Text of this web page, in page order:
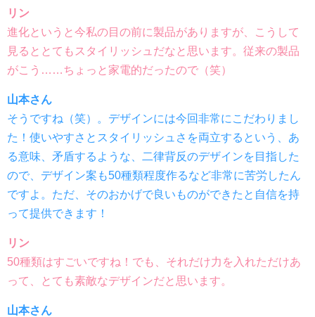
リン
進化というと今私の目の前に製品がありますが、こうして
見るととてもスタイリッシュだなと思います。従来の製品
がこう……ちょっと家電的だったので（笑）
山本さん
そうですね（笑）。デザインには今回非常にこだわりまし
た！使いやすさとスタイリッシュさを両立するという、あ
る意味、矛盾するような、二律背反のデザインを目指した
ので、デザイン案も50種類程度作るなど非常に苦労したん
ですよ。ただ、そのおかげで良いものができたと自信を持
って提供できます！
リン
50種類はすごいですね！でも、それだけ力を入れただけあ
って、とても素敵なデザインだと思います。
山本さん